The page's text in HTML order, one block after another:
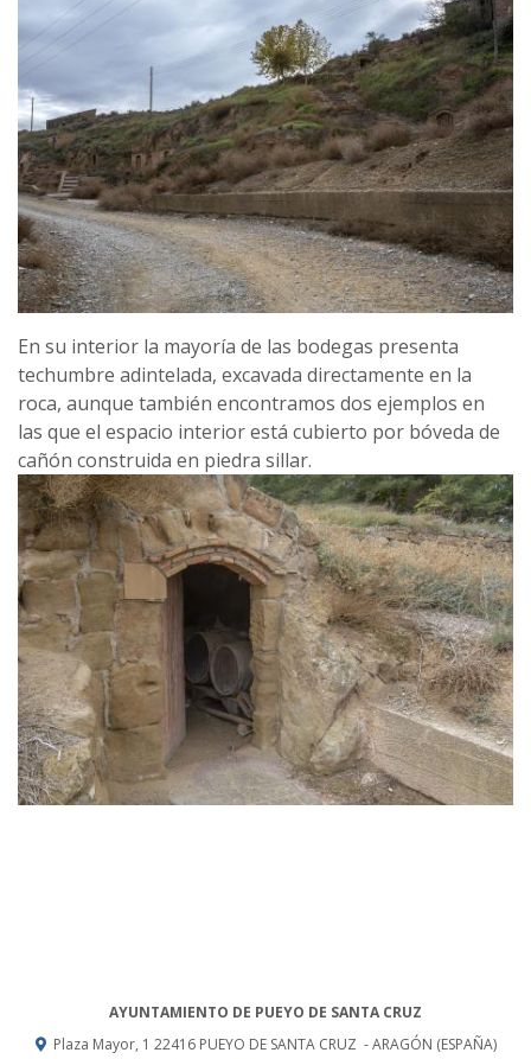
En su interior la mayoría de las bodegas presenta
techumbre adintelada, excavada directamente en la
roca, aunque también encontramos dos ejemplos en
las que el espacio interior está cubierto por bóveda de
cañón construida en piedra sillar.
AYUNTAMIENTO DE PUEYO DE SANTA CRUZ
Plaza Mayor, 1 22416 PUEYO DE SANTA CRUZ - ARAGÓN (ESPAÑA)